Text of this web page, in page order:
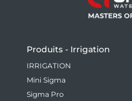
Produits - Irrigation
IRRIGATION
Mini Sigma
Sigma Pro